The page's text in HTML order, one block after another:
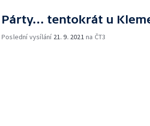
Párty... tentokrát u
Poslední vysílání 21. 9. 2021 na ČT3